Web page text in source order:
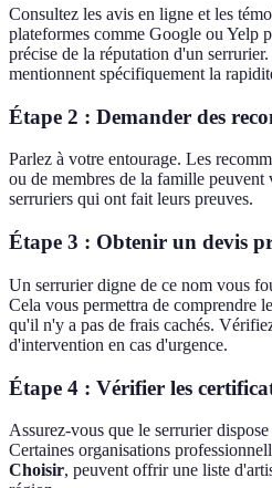
Consultez les avis en ligne et les
plateformes comme Google ou Yelp
précise de la réputation d'un
mentionnent spécifiquement la
Étape 2 : Demander des
Parlez à votre entourage. Les
ou de membres de la famille peuvent
serruriers qui ont fait leurs preuves.
Étape 3 : Obtenir un devis
Un serrurier digne de ce nom vous
Cela vous permettra de comprendre
qu'il n'y a pas de frais cachés.
d'intervention en cas d'urgence.
Étape 4 : Vérifier les
Assurez-vous que le serrurier
Certaines organisations
Choisir, peuvent offrir une liste